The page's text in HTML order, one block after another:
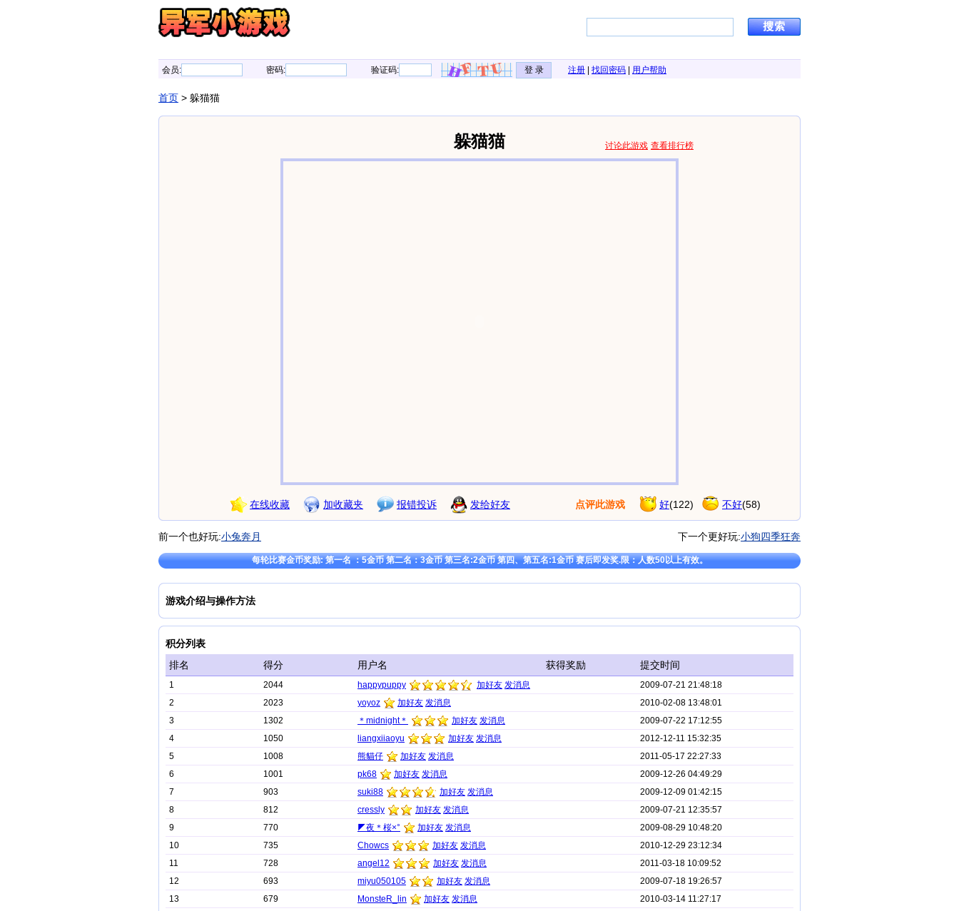
会员: 密码: 验证码: 注册 找回密码 用户帮助
首页 > 躲猫猫
躲猫猫 讨论此游戏 查看排行榜
在线收藏 加收藏夹 报错投诉 发给好友 不好(58)
好(122)
点评此游戏
前一个也好玩:小兔奔月 下一个更好玩:小狗四季狂奔
每轮比赛金币奖励: 第一名 ：5金币 第二名：3金币 第三名:2金币 第四、第五名:1金币 赛后即发奖.限：人数50以上有效。
游戏介绍与操作方法
积分列表
排名
得分 用户名 获得奖励 提交时间
1 2044 happypuppy 加好友 发消息
2009-07-21 21:48:18
2
2023 yoyoz 加好友 发消息
2010-02-08 13:48:01
3
1302 ＊midnight＊ 加好友 发消息
2009-07-22 17:12:55
4
1050 liangxiiaoyu 加好友 发消息
2012-12-11 15:32:35
5
1008 熊貓仔 加好友 发消息
2011-05-17 22:27:33
6
1001 pk68 加好友 发消息
2009-12-26 04:49:29
7
903 suki88 加好友 发消息
2009-12-09 01:42:15
8
812 cressly 加好友 发消息
2009-07-21 12:35:57
9
770 ◤夜＊桜×° 加好友 发消息
2009-08-29 10:48:20
10
735 Chowcs 加好友 发消息
2010-12-29 23:12:34
11
728 angel12 加好友 发消息
2011-03-18 10:09:52
12
693 miyu050105 加好友 发消息
2009-07-18 19:26:57
13
679 MonsteR_lin 加好友 发消息
2010-03-14 11:27:17